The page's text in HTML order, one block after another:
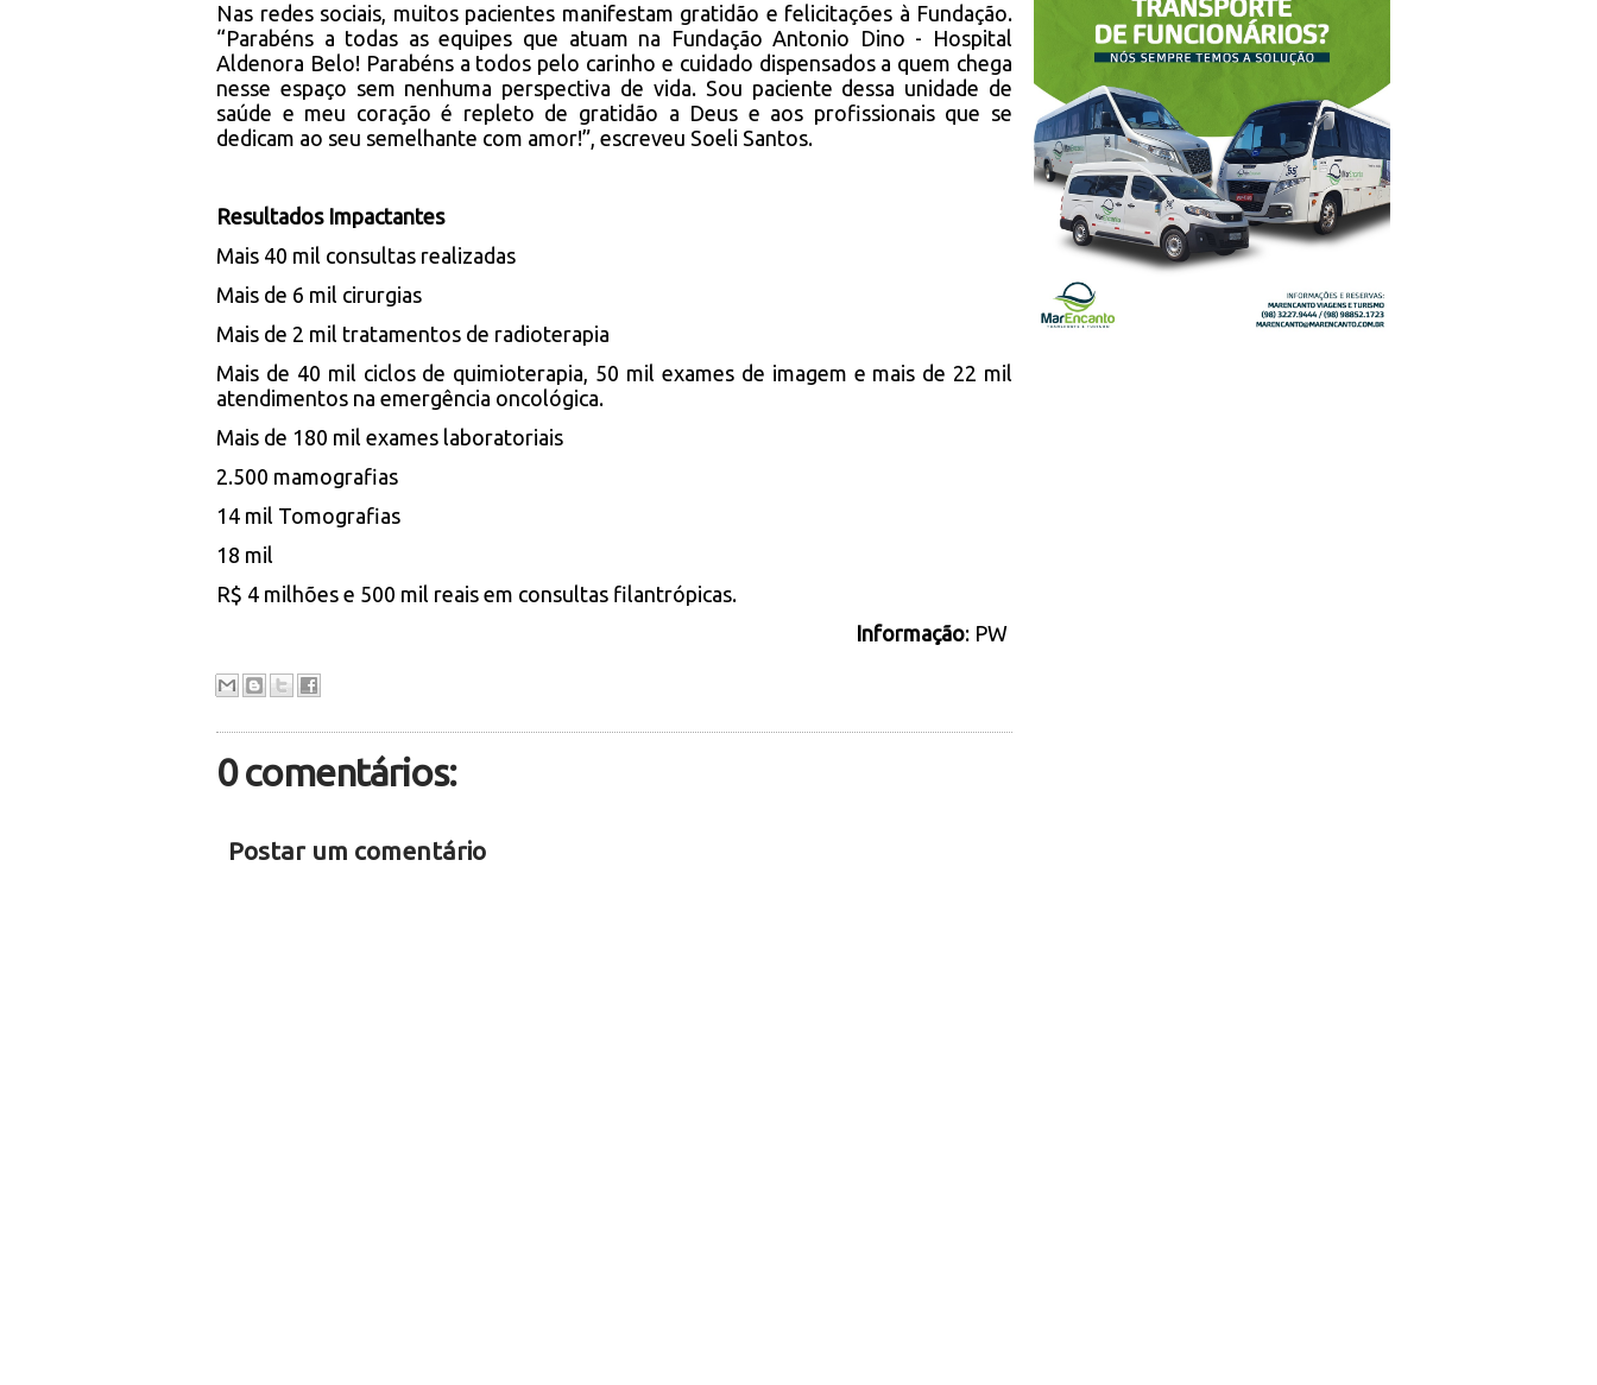
Nas redes sociais, muitos pacientes manifestam gratidão e felicitações à Fundação.
“Parabéns a todas as equipes que atuam na Fundação Antonio Dino - Hospital
Aldenora Belo! Parabéns a todos pelo carinho e cuidado dispensados a quem chega
nesse espaço sem nenhuma perspectiva de vida. Sou paciente dessa unidade de
saúde e meu coração é repleto de gratidão a Deus e aos profissionais que se
dedicam ao seu semelhante com amor!”, escreveu Soeli Santos.
Resultados Impactantes
Mais 40 mil consultas realizadas
Mais de 6 mil cirurgias
Mais de 2 mil tratamentos de radioterapia
Mais de 40 mil ciclos de quimioterapia, 50 mil exames de imagem e mais de 22 mil
atendimentos na emergência oncológica.
Mais de 180 mil exames laboratoriais
2.500 mamografias
14 mil Tomografias
18 mil
R$ 4 milhões e 500 mil reais em consultas filantrópicas.
Informação: PW
0 comentários:
Postar um comentário